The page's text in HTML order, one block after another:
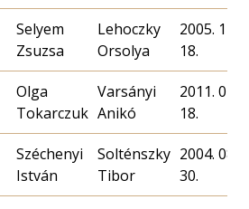
Selyem
Zsuzsa
Lehoczky
Orsolya
2005. 11.
18.
Olga
Tokarczuk
Varsányi
Anikó
2011. 04.
18.
Széchenyi
István
Solténszky
Tibor
2004. 08.
30.